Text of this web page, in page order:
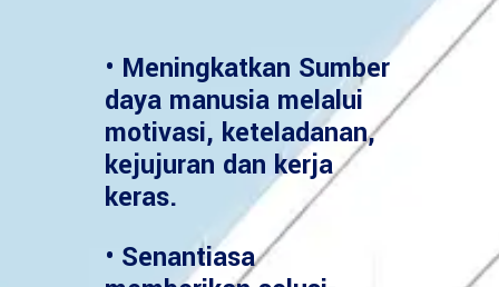
• Meningkatkan Sumber
daya manusia melalui
motivasi, keteladanan,
kejujuran dan kerja
keras.
• Senantiasa